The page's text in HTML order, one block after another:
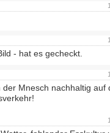
- hat es gecheckt.
Mnesch nachhaltig auf